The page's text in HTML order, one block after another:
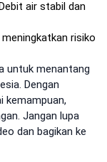
air stabil dan
risiko
untuk menantang
Dengan
kemampuan,
Jangan lupa
dan bagikan ke